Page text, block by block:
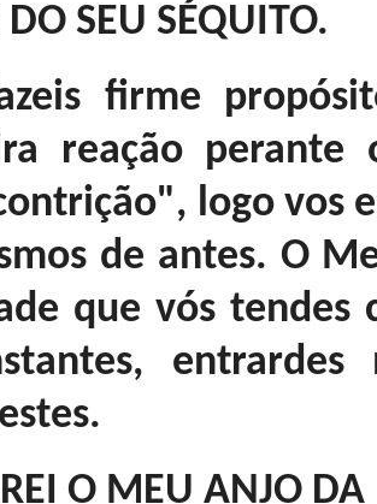
DO SEU SÉQUITO.
firme
reação perante
logo vos
de antes. O
que vós tendes
O MEU ANJO DA